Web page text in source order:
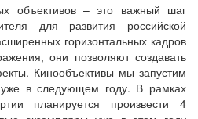
объективов – это важный шаг
для развития российской
горизонтальных кадров
они позволяют создавать
Кинообъективы мы запустим
уже в следующем году. В рамках
планируется произвести 4